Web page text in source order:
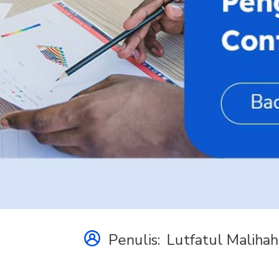
Penulis: Lutfatul Malihah